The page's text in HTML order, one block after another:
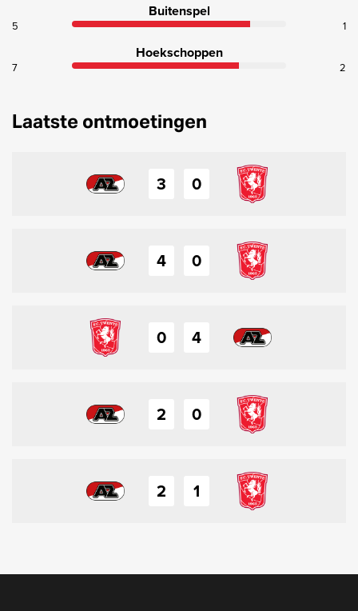
Buitenspel
5 1
Hoekschoppen
7 2
Laatste ontmoetingen
3 0
4 0
0 4
2 0
2 1